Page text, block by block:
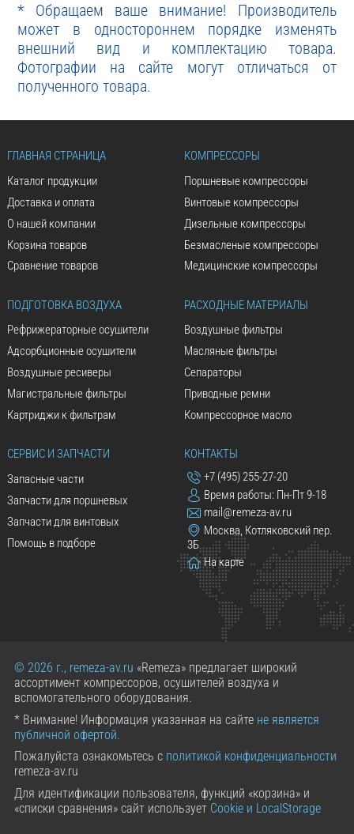
* Обращаем ваше внимание! Производитель
может в одностороннем порядке изменять
внешний вид и комплектацию товара.
Фотографии на сайте могут отличаться от
полученного товара.
ГЛАВНАЯ СТРАНИЦА
Каталог продукции
Доставка и оплата
О нашей компании
Корзина товаров
Сравнение товаров
КОМПРЕССОРЫ
Поршневые компрессоры
Винтовые компрессоры
Дизельные компрессоры
Безмасленые компрессоры
Медицинские компрессоры
ПОДГОТОВКА ВОЗДУХА
Рефрижераторные осушители
Адсорбционные осушители
Воздушные ресиверы
Магистральные фильтры
Картриджи к фильтрам
РАСХОДНЫЕ МАТЕРИАЛЫ
Воздушные фильтры
Масляные фильтры
Сепараторы
Приводные ремни
Компрессорное масло
СЕРВИС И ЗАПЧАСТИ
Запасные части
Запчасти для поршневых
Запчасти для винтовых
Помощь в подборе
КОНТАКТЫ
+7 (495) 255-27-20
Время работы: Пн-Пт 9-18
mail@remeza-av.ru
Москва, Котляковский пер.
3Б
На карте
© 2026 г., remeza-av.ru «Remeza» предлагает широкий
ассортимент компрессоров, осушителей воздуха и
вспомогательного оборудования.
* Внимание! Информация указанная на сайте не является
публичной офертой.
Пожалуйста ознакомьтесь с политикой конфиденциальности
remeza-av.ru
Для идентификации пользователя, функций «корзина» и
«списки сравнения» сайт использует Cookie и LocalStorage